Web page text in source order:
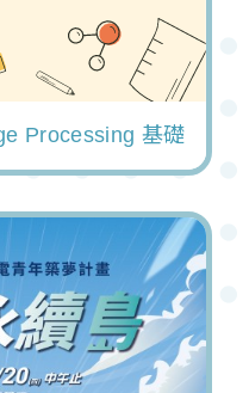
Processing 基礎